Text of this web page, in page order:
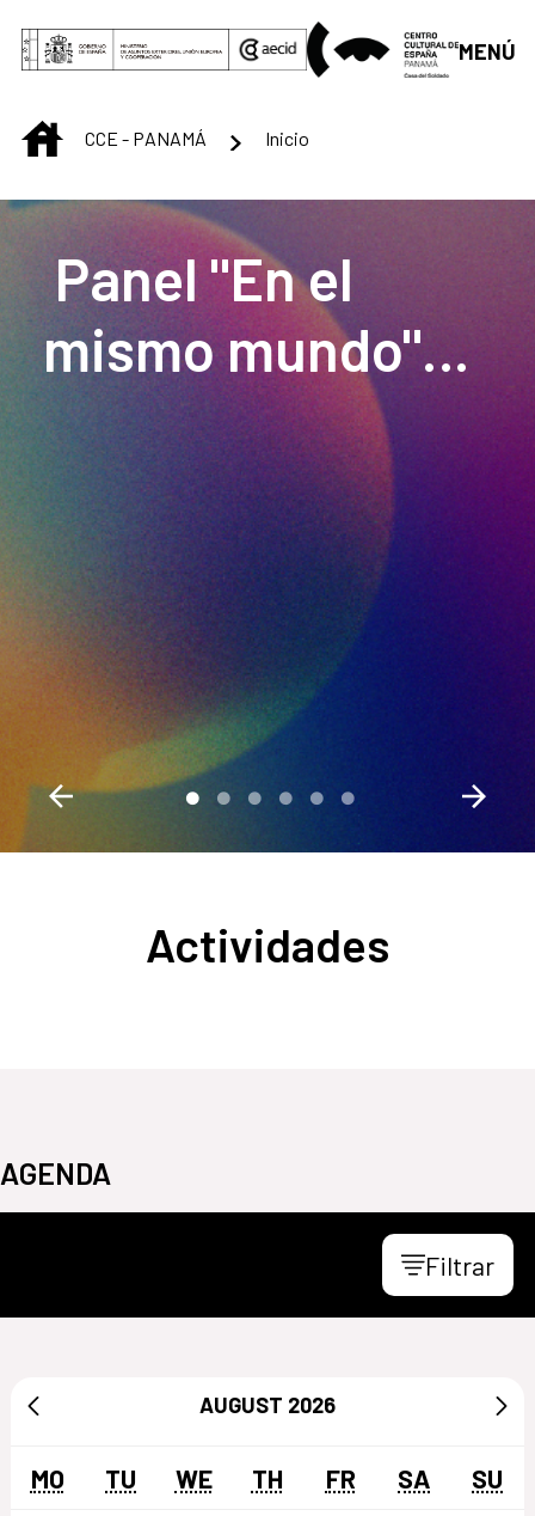
Skip to Main Content
MENÚ
INICIOCCE - PANAMÁ Inicio
Centro Cultural de
Panel "En el
mismo mundo"
en
conmemoración
al mes del Orgullo
2026
Actividades
AGENDA
Filtrar
AUGUST 2026
MO TU WE TH FR SA SU